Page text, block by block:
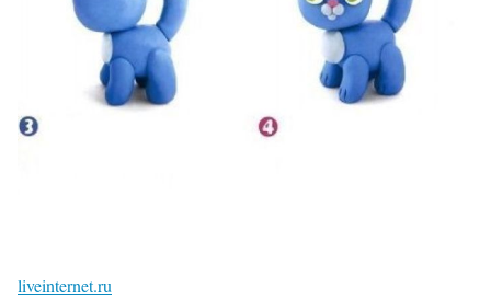
liveinternet.ru